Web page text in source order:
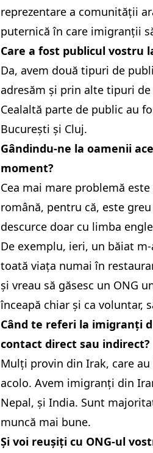
reprezentare a comunității
puternică în care imigranții
Care a fost publicul vostru
Da, avem două tipuri de
adresăm și prin alte tipuri
Cealaltă parte de public au
București și Cluj.
Gândindu-ne la oamenii
moment?
Cea mai mare problemă
română, pentru că, este
descurce doar cu limba
De exemplu, ieri, un băiat
toată viața numai în
și vreau să găsesc un ONG
înceapă chiar și ca voluntar,
Când te referi la imigranți
contact direct sau indirect?
Mulți provin din Irak, care
acolo. Avem imigranți din
Nepal, și India. Sunt
muncă mai bune.
Și voi reușiți cu ONG-ul